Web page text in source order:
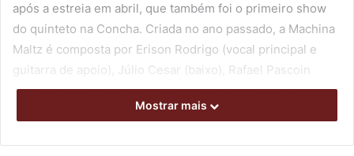
após a estreia em abril, que também foi o primeiro show
do quinteto na Concha. Criada no ano passado, a Machina
Maltz é composta por Erison Rodrigo (vocal principal e
guitarra de apoio), Júlio Cesar (baixo), Rafael Pascoin
(guitarra base e backing vocal), Sandro Jr. (bateria) e
Bruno Gagione (guitarra solo).
Mostrar mais